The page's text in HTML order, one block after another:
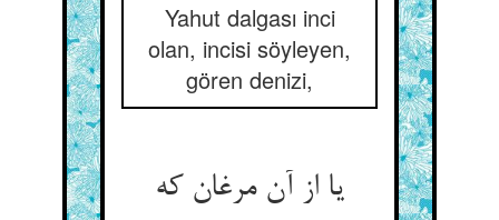
Yahut dalgası inci
olan, incisi söyleyen,
gören denizi,
یا از آن مرغان که